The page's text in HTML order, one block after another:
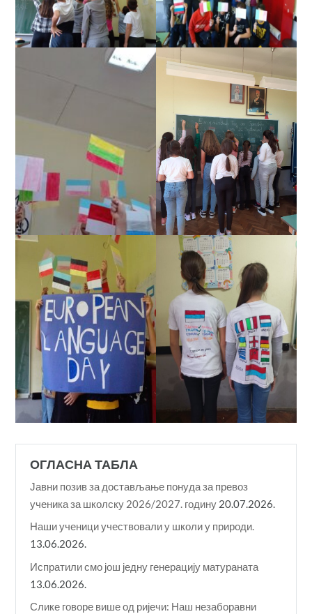
ОГЛАСНА ТАБЛА
Јавни позив за достављање понуда за превоз
ученика за школску 2026/2027. годину 20.07.2026.
Наши ученици учествовали у школи у природи.
13.06.2026.
Испратили смо још једну генерацију матураната
13.06.2026.
Слике говоре више од ријечи: Наш незаборавни